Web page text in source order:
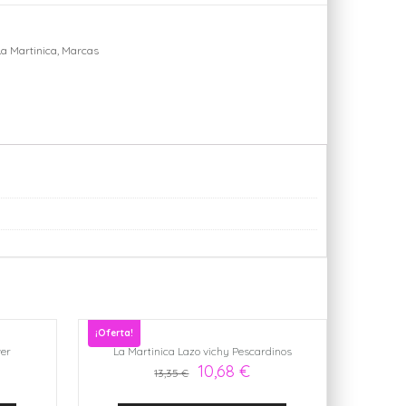
Martinica, Marcas
¡Oferta!
La Martinica Lazo vichy Pescardinos
13,35€ 10,68€